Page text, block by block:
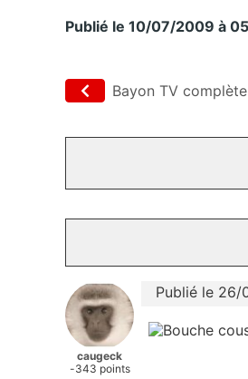
Publié le 10/07/2009 à
Bayon TV
caugeck
-343 points
Publié le